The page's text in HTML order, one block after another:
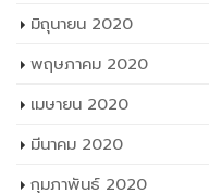
มิถุนายน 2020
พฤษภาคม 2020
เมษายน 2020
มีนาคม 2020
กุมภาพันธ์ 2020